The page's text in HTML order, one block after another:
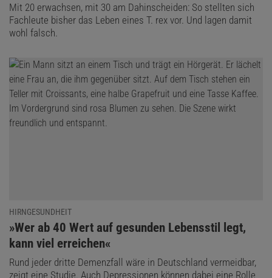
Mit 20 erwachsen, mit 30 am Dahinscheiden: So stellten sich
Fachleute bisher das Leben eines T. rex vor. Und lagen damit
wohl falsch.
HIRNGESUNDHEIT
:
»Wer ab 40 Wert auf gesunden Lebensstil legt,
kann viel erreichen«
Rund jeder dritte Demenzfall wäre in Deutschland vermeidbar,
zeigt eine Studie. Auch Depressionen können dabei eine Rolle